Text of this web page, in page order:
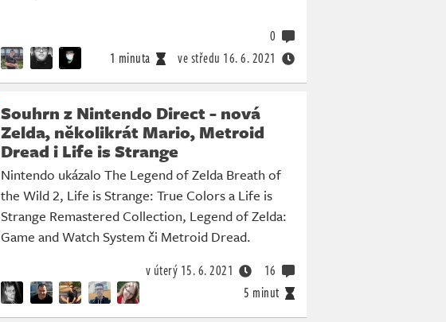
1 minuta ve středu 16. 6. 2021
0
Souhrn z Nintendo Direct - nová
Zelda, několikrát Mario, Metroid
Dread i Life is Strange
Nintendo ukázalo The Legend of Zelda Breath of
the Wild 2, Life is Strange: True Colors a Life is
Strange Remastered Collection, Legend of Zelda:
Game and Watch System či Metroid Dread.
5 minut
v úterý 15. 6. 2021 16